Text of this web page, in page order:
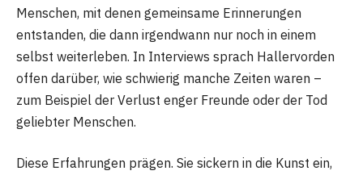
Menschen, mit denen gemeinsame Erinnerungen
entstanden, die dann irgendwann nur noch in einem
selbst weiterleben. In Interviews sprach Hallervorden
offen darüber, wie schwierig manche Zeiten waren –
zum Beispiel der Verlust enger Freunde oder der Tod
geliebter Menschen.
Diese Erfahrungen prägen. Sie sickern in die Kunst ein,